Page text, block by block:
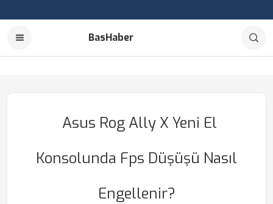
BasHaber
Asus Rog Ally X Yeni El
Konsolunda Fps Düşüşü Nasıl
Engellenir?